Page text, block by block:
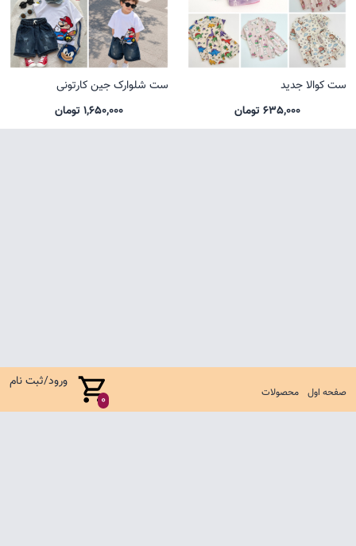
صفحه اول محصولات 0
ورود/ثبت نام
ست کوالا جدید
635,000 تومان
ست شلوارک جین کارتونی
1,650,000 تومان